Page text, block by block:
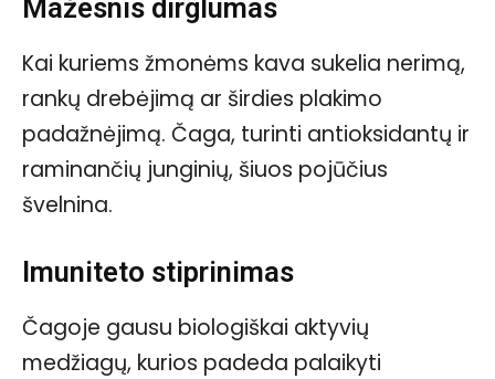
Mažesnis dirglumas
Kai kuriems žmonėms kava sukelia nerimą,
rankų drebėjimą ar širdies plakimo
padažnėjimą. Čaga, turinti antioksidantų ir
raminančių junginių, šiuos pojūčius
švelnina.
Imuniteto stiprinimas
Čagoje gausu biologiškai aktyvių
medžiagų, kurios padeda palaikyti